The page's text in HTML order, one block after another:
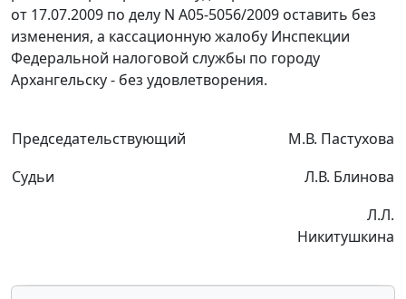
от 17.07.2009 по делу N А05-5056/2009 оставить без
изменения, а кассационную жалобу Инспекции
Федеральной налоговой службы по городу
Архангельску - без удовлетворения.
Председательствующий
М.В. Пастухова
Судьи
Л.В. Блинова
Л.Л.
Никитушкина